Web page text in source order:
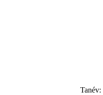
Tanév: